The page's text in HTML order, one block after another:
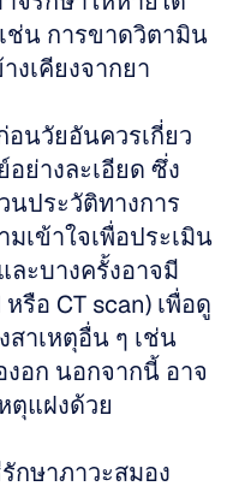
ช่น การขาดวิตามิน
เคียงจากยา
นวัยอันควรเกี่ยว
ย่างละเอียด ซึ่ง
นประวัติทางการ
เข้าใจเพื่อประเมิน
ะบางครั้งอาจมี
รือ CT scan) เพื่อดู
าเหตุอื่น ๆ เช่น
อก นอกจากนี้ อาจ
ตุแฝงด้วย
กษาภาวะสมอง